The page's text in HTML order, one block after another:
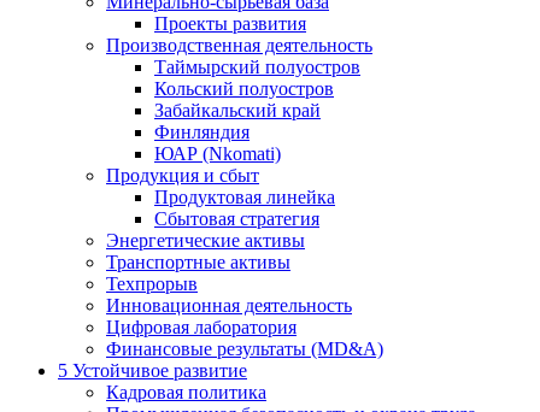
Проекты развития
Производственная деятельность
Таймырский полуостров
Кольский полуостров
Забайкальский край
Финляндия
ЮАР (Nkomati)
Продукция и сбыт
Продуктовая линейка
Сбытовая стратегия
Энергетические активы
Транспортные активы
Техпрорыв
Инновационная деятельность
Цифровая лаборатория
Финансовые результаты (MD&A)
5 Устойчивое развитие
Кадровая политика